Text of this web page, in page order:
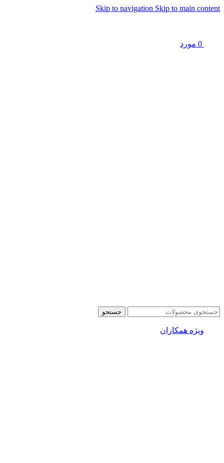
Skip to navigation Skip to main content
0 مورد
جستجو
ویژه همکاران